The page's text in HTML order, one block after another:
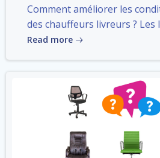
Comment améliorer les
des chauffeurs livreurs ?
Read more